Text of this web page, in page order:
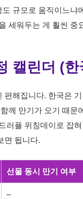
규모로 움직이느냐
세워두는 게 훨씬 중
캘린더 (한
편해집니다. 한국은
께 만기가 오기 때
러플 위칭데이로 잡
면 됩니다.
선물 동시 만기 여부
–